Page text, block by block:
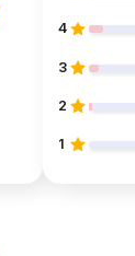
4
3
2
1